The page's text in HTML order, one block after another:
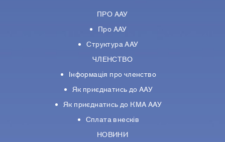
ПРО ААУ
Про ААУ
Структура ААУ
ЧЛЕНСТВО
Інформація про членство
Як приєднатись до ААУ
Як приєднатись до КМА ААУ
Сплата внесків
НОВИНИ